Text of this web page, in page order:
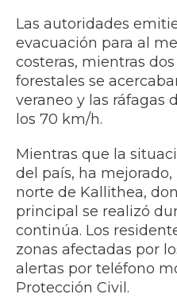
Las autoridades
evacuación para al
costeras, mientras
forestales se
veraneo y las ráfagas
los 70 km/h.
Mientras que la
del país, ha
norte de Kallithea,
principal se realizó
continúa. Los
zonas afectadas por
alertas por teléfono
Protección Civil.